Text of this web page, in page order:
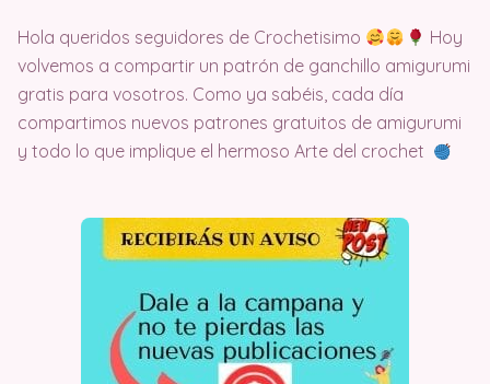
Hola queridos seguidores de Crochetisimo
Hoy
volvemos a compartir un patrón de ganchillo amigurumi
gratis para vosotros. Como ya sabéis, cada día
compartimos nuevos patrones gratuitos de amigurumi
y todo lo que implique el hermoso Arte del crochet